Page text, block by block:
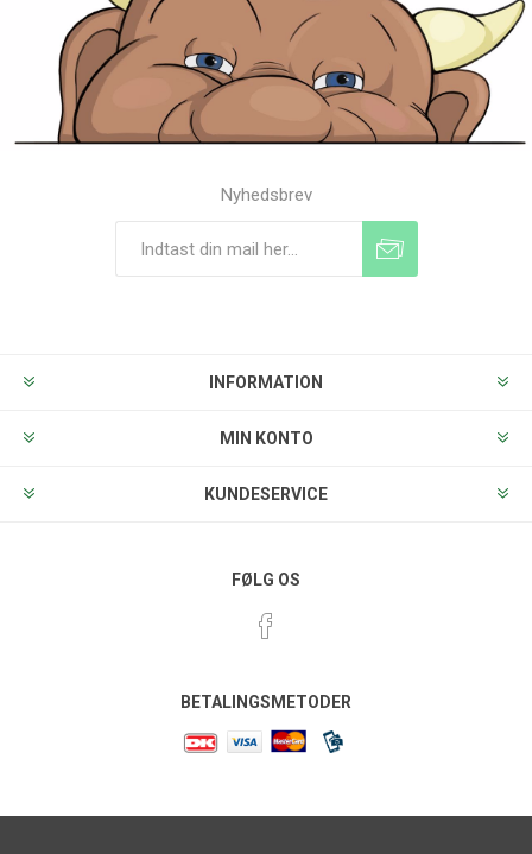
Nyhedsbrev
INFORMATION
MIN KONTO
KUNDESERVICE
FØLG OS
BETALINGSMETODER